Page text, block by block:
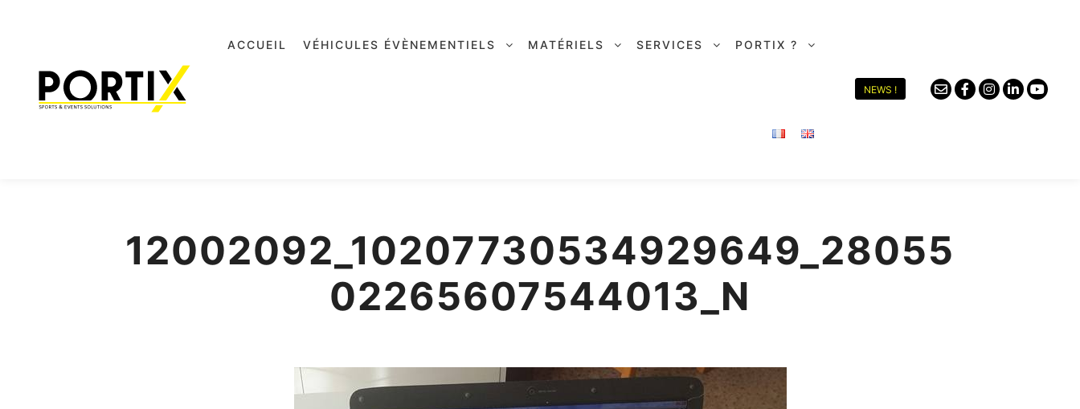
ACCUEIL VÉHICULES ÉVÈNEMENTIELS MATÉRIELS SERVICES PORTIX ?
NEWS !
12002092_10207730534929649_28055
02265607544013_N